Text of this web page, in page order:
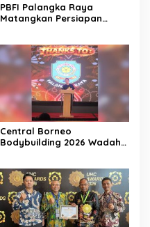
PBFI Palangka Raya
Matangkan Persiapan
Central Borneo
Bodybuilding 2026 Wadah